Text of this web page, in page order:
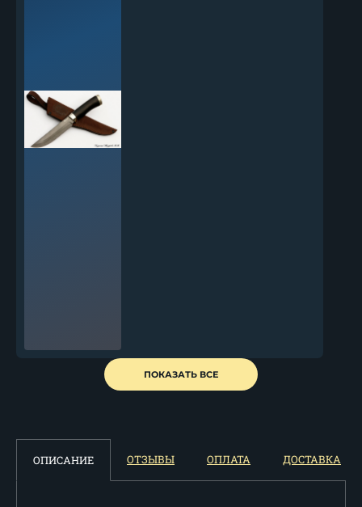
Нож Овод 2 из метчика
рукоять черный...
Нож Овод 2 дамаск
ламинированный...
ПОКАЗАТЬ ВСЕ
ОПИСАНИЕ ОТЗЫВЫ ОПЛАТА ДОСТАВКА